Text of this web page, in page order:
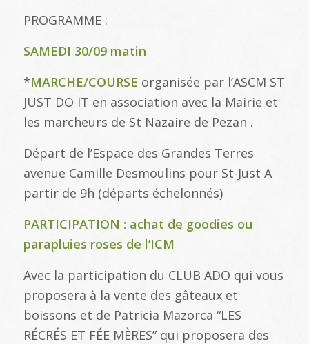
PROGRAMME :
SAMEDI 30/09 matin
*MARCHE/COURSE organisée par l’ASCM ST
JUST DO IT en association avec la Mairie et
les marcheurs de St Nazaire de Pezan .
Départ de l’Espace des Grandes Terres
avenue Camille Desmoulins pour St-Just A
partir de 9h (départs échelonnés)
PARTICIPATION : achat de goodies ou
parapluies roses de l’ICM
Avec la participation du CLUB ADO qui vous
proposera à la vente des gâteaux et
boissons et de Patricia Mazorca “LES
RÉCRÉS ET FÉE MÈRES”qui proposera des